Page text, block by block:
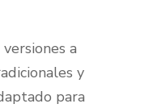
a
y
para